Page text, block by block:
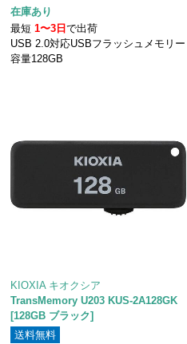
在庫あり
最短1〜3日で出荷
USB 2.0対応USBフラッシュメモリー
容量128GB
KIOXIA キオクシア
TransMemory U203 KUS-2A128GK
[128GB ブラック]
送料無料